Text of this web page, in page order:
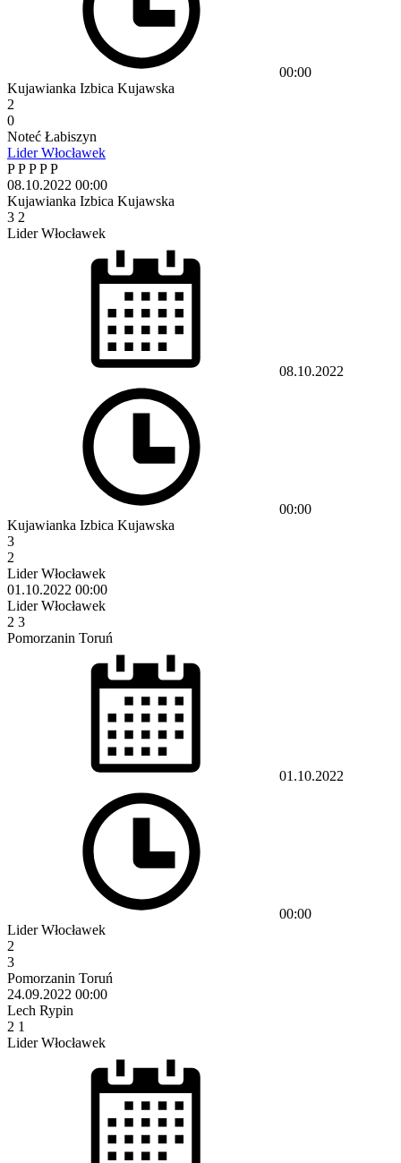
00:00
Kujawianka Izbica Kujawska
2
0
Noteć Łabiszyn
Lider Włocławek
PPPPP
08.10.2022 00:00
Kujawianka Izbica Kujawska
3 2
Lider Włocławek
08.10.2022
00:00
Kujawianka Izbica Kujawska
3
2
Lider Włocławek
01.10.2022 00:00
Lider Włocławek
2 3
Pomorzanin Toruń
01.10.2022
00:00
Lider Włocławek
2
3
Pomorzanin Toruń
24.09.2022 00:00
Lech Rypin
2 1
Lider Włocławek